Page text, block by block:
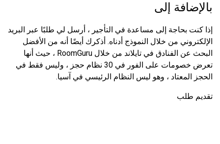
بالإضافة إلى
إذا كنت بحاجة إلى مساعدة في التأجير ، أرسل لي طلبًا عبر البريد
الإلكتروني من خلال النموذج أدناه. أذكرك أيضًا أنه من الأفضل
البحث عن الفنادق في تايلاند من خلال RoomGuru ، حيث أنها
تعرض خصومات على الفور في 30 نظام حجز ، وليس فقط في
الحجز المعتاد ، وهو ليس النظام الرئيسي في آسيا.
تقديم طلب